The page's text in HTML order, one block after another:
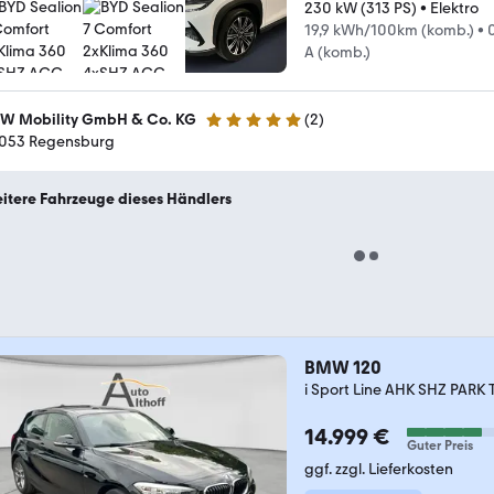
230 kW (313 PS) • Elektro
19,9 kWh/100km (komb.) •
A (komb.)
Mobility GmbH & Co. KG 5 Sterne (2)
Regensburg
Fahrzeuge dieses Händlers
BMW 120
i Sport Line AHK SHZ PARK
14.999 € Guter Preis
ggf. zzgl. Lieferkosten